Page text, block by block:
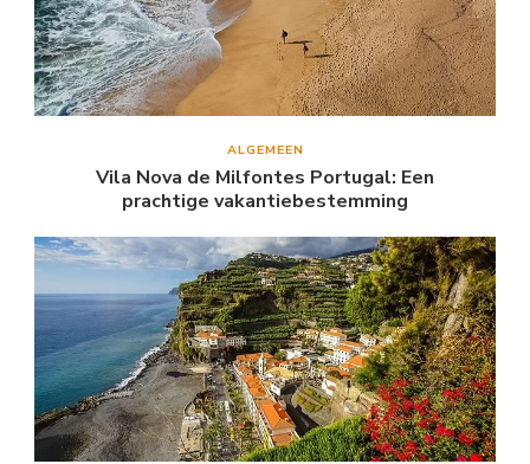
ALGEMEEN
Vila Nova de Milfontes Portugal: Een
prachtige vakantiebestemming